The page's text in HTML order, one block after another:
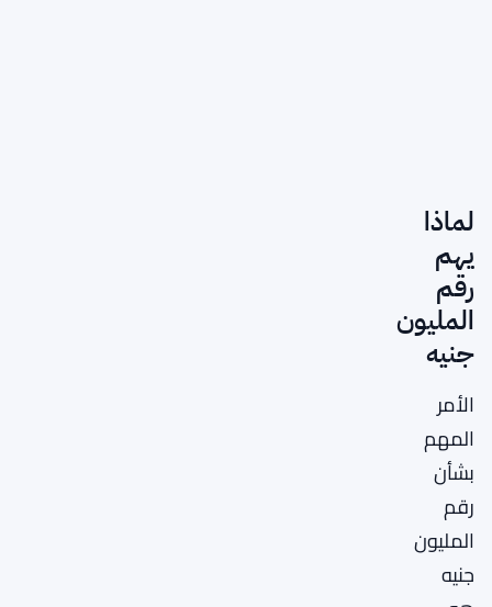
لماذا
يهم
رقم
المليون
جنيه
الأمر
المهم
بشأن
رقم
المليون
جنيه